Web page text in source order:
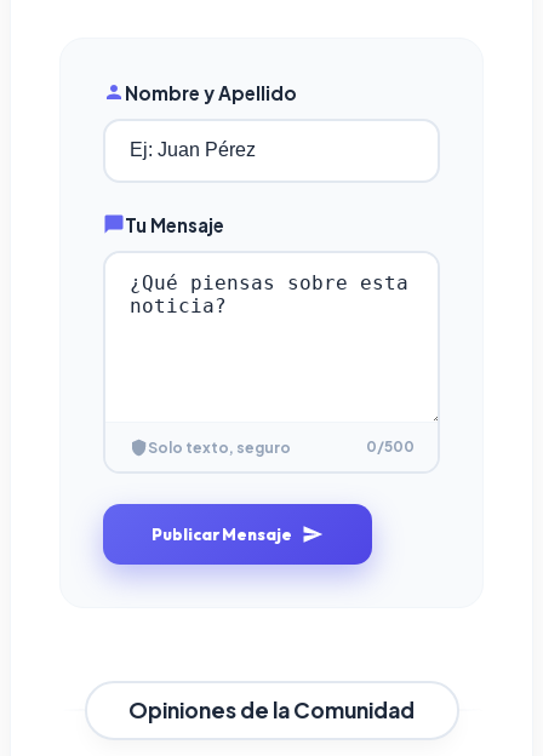
Nombre y Apellido
Tu Mensaje
Solo texto, seguro 0/500
Publicar Mensaje
Opiniones de la Comunidad